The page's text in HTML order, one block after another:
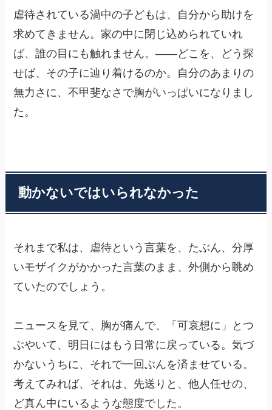
虐待されている渦中の子どもは、自分から助けを
求めてきません。家の中に閉じ込められていれ
ば、誰の目にも触れません。——どこを、どう探
せば、その子に辿り着けるのか。自分のあまりの
無力さに、不甲斐なさで胸がいっぱいになりまし
た。
動かないではいられなかった
それまで私は、虐待という言葉を、たぶん、分厚
いモザイクがかかった言葉のまま、外側から眺め
ていたのでしょう。
ニュースを見て、胸が痛んで、「可哀想に」とつ
ぶやいて、明日にはもう日常に戻っている。気づ
かないうちに、それで一回ぶんを済ませている。
考えてみれば、それは、先送りと、他人任せの、
ど真ん中にいるような態度でした。